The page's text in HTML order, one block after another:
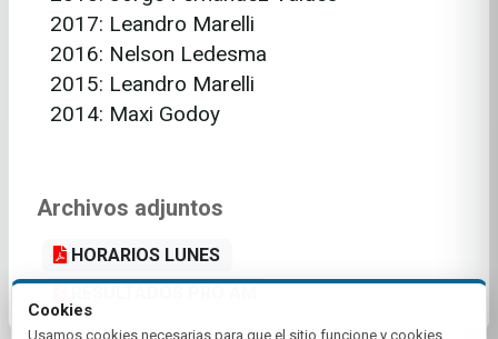
2017: Leandro Marelli
2016: Nelson Ledesma
2015: Leandro Marelli
2014: Maxi Godoy
Archivos adjuntos
HORARIOS LUNES
Cookies
Usamos cookies necesarias para que el sitio funcione y cookies